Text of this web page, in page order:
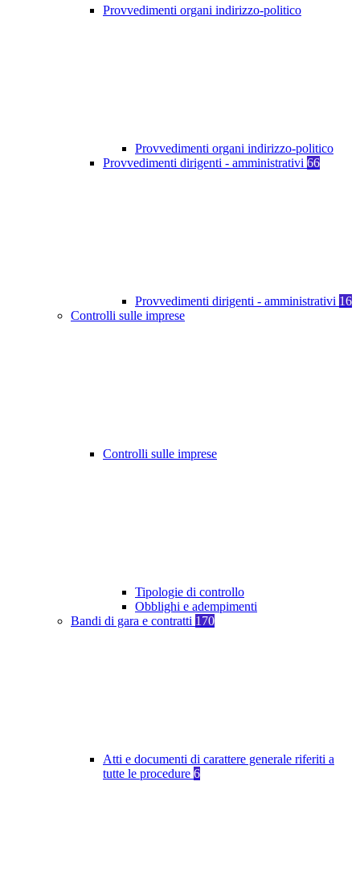
Provvedimenti organi indirizzo-politico
Provvedimenti organi indirizzo-politico
Provvedimenti dirigenti - amministrativi 66
Provvedimenti dirigenti - amministrativi 16
Controlli sulle imprese
Controlli sulle imprese
Tipologie di controllo
Obblighi e adempimenti
Bandi di gara e contratti 170
Atti e documenti di carattere generale riferiti a
tutte le procedure 6